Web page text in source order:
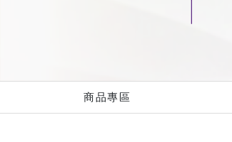
商品專區